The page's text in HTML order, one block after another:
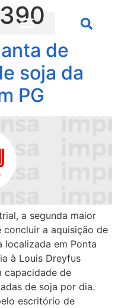
de
soja da
PG
a segunda maior
a aquisição de
localizada em Ponta
à Louis Dreyfus
capacidade de
de soja por dia.
escritório de